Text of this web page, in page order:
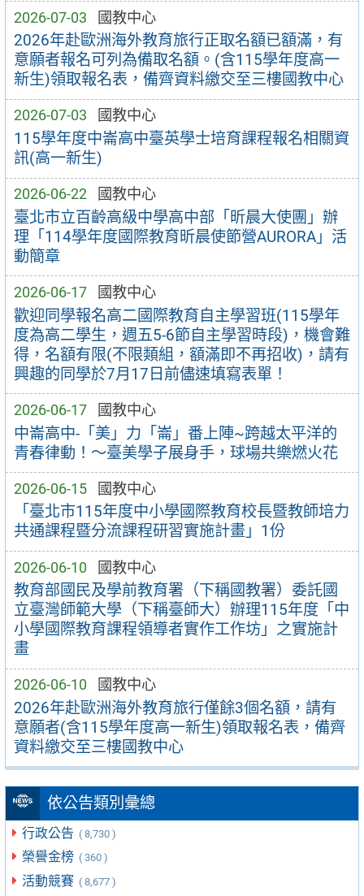
2026-07-03 國教中心
2026年赴歐洲海外教育旅行正取名額已額滿，有
意願者報名可列為備取名額。(含115學年度高一
新生)領取報名表，備齊資料繳交至三樓國教中心
2026-07-03 國教中心
115學年度中崙高中臺英學士培育課程報名相關資
訊(高一新生)
2026-06-22 國教中心
臺北市立百齡高級中學高中部「昕晨大使團」辦
理「114學年度國際教育昕晨使節營AURORA」活
動簡章
2026-06-17 國教中心
歡迎同學報名高二國際教育自主學習班(115學年
度為高二學生，週五5-6節自主學習時段)，機會難
得，名額有限(不限類組，額滿即不再招收)，請有
興趣的同學於7月17日前儘速填寫表單！
2026-06-17 國教中心
中崙高中-「美」力「崙」番上陣~跨越太平洋的
青春律動！～臺美學子展身手，球場共樂燃火花
2026-06-15 國教中心
「臺北市115年度中小學國際教育校長暨教師培力
共通課程暨分流課程研習實施計畫」1份
2026-06-10 國教中心
教育部國民及學前教育署（下稱國教署）委託國
立臺灣師範大學（下稱臺師大）辦理115年度「中
小學國際教育課程領導者實作工作坊」之實施計
畫
2026-06-10 國教中心
2026年赴歐洲海外教育旅行僅餘3個名額，請有
意願者(含115學年度高一新生)領取報名表，備齊
資料繳交至三樓國教中心
依公告類別彙總
行政公告 ( 8,730 )
榮譽金榜 ( 360 )
活動競賽 ( 8,677 )